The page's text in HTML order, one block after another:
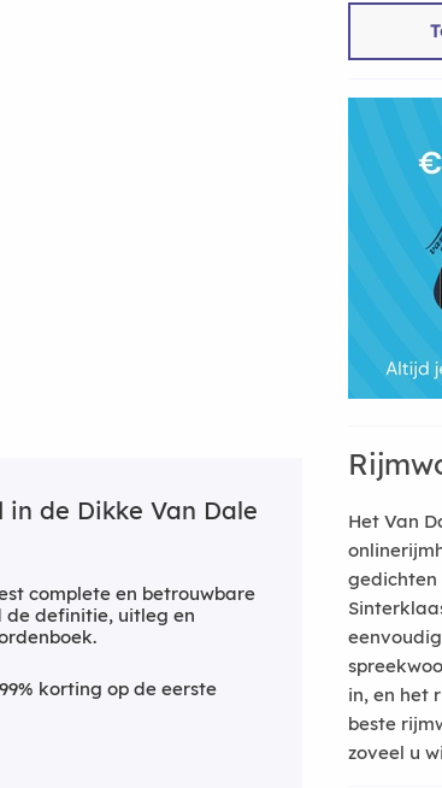
in de Dikke Van Dale
complete en betrouwbare
de definitie, uitleg en
korting op de eerste
Het Van
gedichten
in, en het
beste
zoveel u